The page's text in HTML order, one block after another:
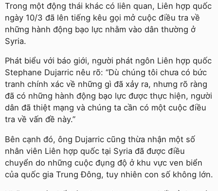
Trong một động thái khác có liên quan, Liên hợp quốc
ngày 10/3 đã lên tiếng kêu gọi mở cuộc điều tra về
những hành động bạo lực nhằm vào dân thường ở
Syria.
Phát biểu với báo giới, người phát ngôn Liên hợp quốc
Stephane Dujarric nêu rõ: “Dù chúng tôi chưa có bức
tranh chính xác về những gì đã xảy ra, nhưng rõ ràng
đã có những hành động bạo lực được thực hiện, người
dân đã thiệt mạng và chúng ta cần có một cuộc điều
tra về vấn đề này.”
Bên cạnh đó, ông Dujarric cũng thừa nhận một số
nhân viên Liên hợp quốc tại Syria đã được điều
chuyển do những cuộc đụng độ ở khu vực ven biển
của quốc gia Trung Đông, tuy nhiên con số không lớn.